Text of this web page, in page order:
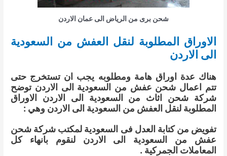
شحن برى من الرياض الى عمان الاردن
الاوراق المطلوبة لنقل العفش من السعودية
الى الاردن
هناك عدة اوراق هامة ومطلوبه يجب ان تستخرج حتى
تتم اعمال شحن عفش من السعودية الى الاردن توضح
شركة شحن اثاث من السعودية الى الاردن الاوراق
المطلوبة لنقل العفش من السعودية الى الاردن وهي :
تفويض من كتابة العدل فى السعودية لمكتب شركة شحن
عفش من السعودية الى الاردن لنقوم بانهاء كل
المعاملات الجمركية .